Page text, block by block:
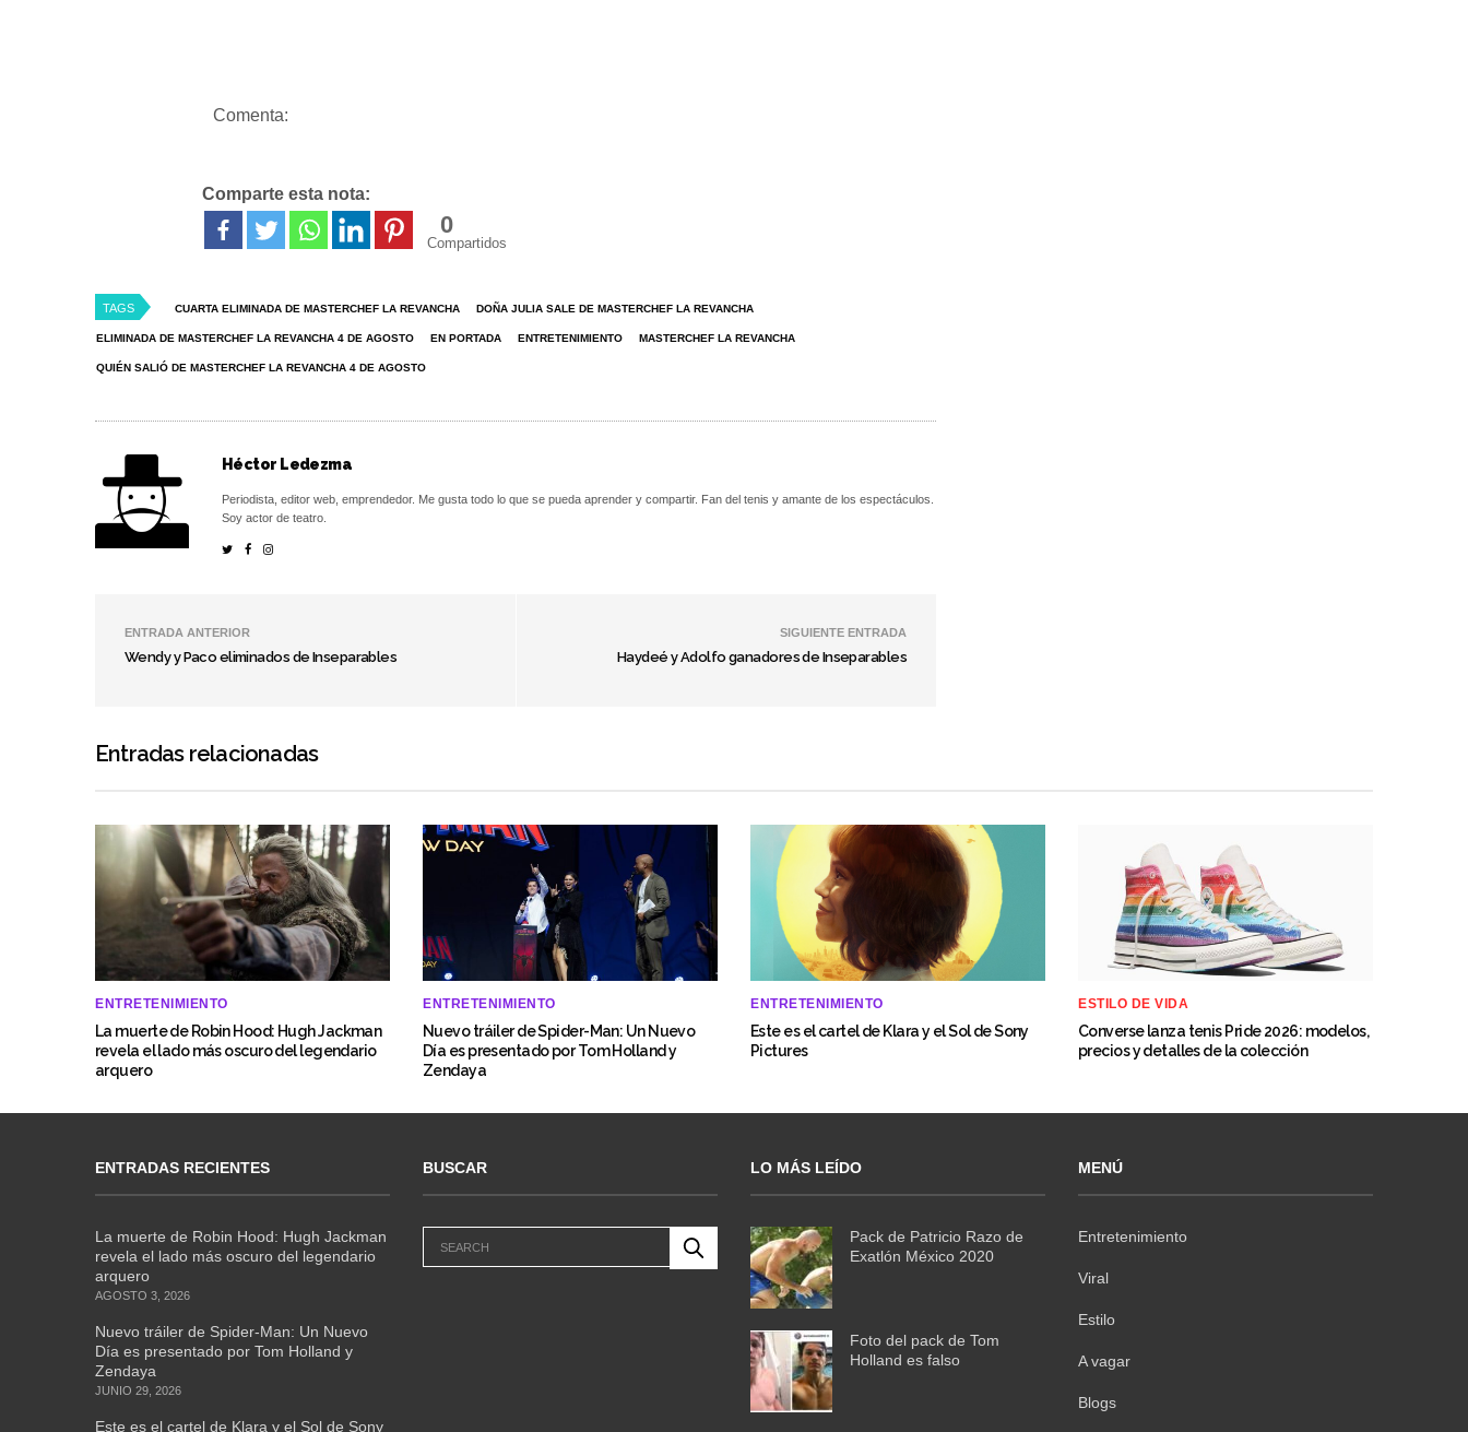
Comenta:
Comparte esta nota:
0
Compartidos
TAGS CUARTA ELIMINADA DE MASTERCHEF LA REVANCHA DOÑA JULIA SALE DE MASTERCHEF LA REVANCHA
ELIMINADA DE MASTERCHEF LA REVANCHA 4 DE AGOSTO EN PORTADA ENTRETENIMIENTO MASTERCHEF LA REVANCHA
QUIÉN SALIÓ DE MASTERCHEF LA REVANCHA 4 DE AGOSTO
Héctor Ledezma
Periodista, editor web, emprendedor. Me gusta todo lo que se pueda aprender y compartir. Fan del tenis y amante de los espectáculos.
Soy actor de teatro.
ENTRADA ANTERIOR
Wendy y Paco eliminados de Inseparables
SIGUIENTE ENTRADA
Haydeé y Adolfo ganadores de Inseparables
Entradas relacionadas
ENTRETENIMIENTO
La muerte de Robin Hood: Hugh Jackman
revela el lado más oscuro del legendario
arquero
ENTRETENIMIENTO
Nuevo tráiler de Spider-Man: Un Nuevo
Día es presentado por Tom Holland y
Zendaya
ENTRETENIMIENTO
Este es el cartel de Klara y el Sol de Sony
Pictures
ESTILO DE VIDA
Converse lanza tenis Pride 2026: modelos,
precios y detalles de la colección
ENTRADAS RECIENTES
La muerte de Robin Hood: Hugh Jackman
revela el lado más oscuro del legendario
arquero
AGOSTO 3, 2026
Nuevo tráiler de Spider-Man: Un Nuevo
Día es presentado por Tom Holland y
Zendaya
JUNIO 29, 2026
Este es el cartel de Klara y el Sol de Sony
BUSCAR LO MÁS LEÍDO
Pack de Patricio Razo de
Exatlón México 2020
Foto del pack de Tom
Holland es falso
MENÚ
Entretenimiento
Viral
Estilo
A vagar
Blogs